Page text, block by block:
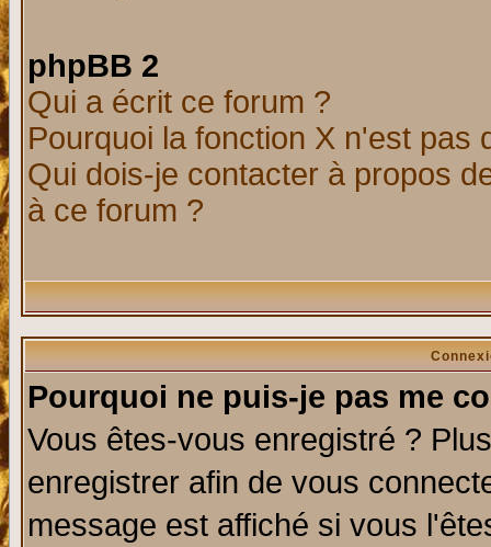
phpBB 2
Qui a écrit ce forum ?
Pourquoi la fonction X n'est pas
Qui dois-je contacter à propos
à ce forum ?
Pourquoi ne puis-je pas me
Vous êtes-vous enregistré ?
enregistrer afin de vous
message est affiché si vous